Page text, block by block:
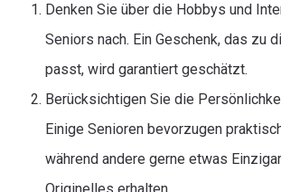
Denken Sie über die Hobbys und
Seniors nach. Ein Geschenk, das zu
passt, wird garantiert geschätzt.
Berücksichtigen Sie die
Einige Senioren bevorzugen
während andere gerne etwas